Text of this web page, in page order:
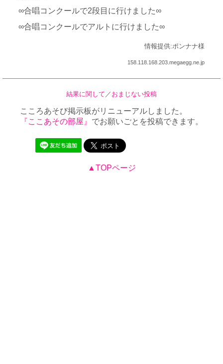
∞合唱コンクールで2段目に行けました∞
∞合唱コンクールでアルトに行けました∞
情報提供:ポンナナ様
158.118.168.203.megaegg.ne.jp
結果に関して ／ おまじない投稿
こころあそび掲示板がリニューアルしました。
『ここあその部屋』 でお願いごとを投稿できます。
▲TOPページ